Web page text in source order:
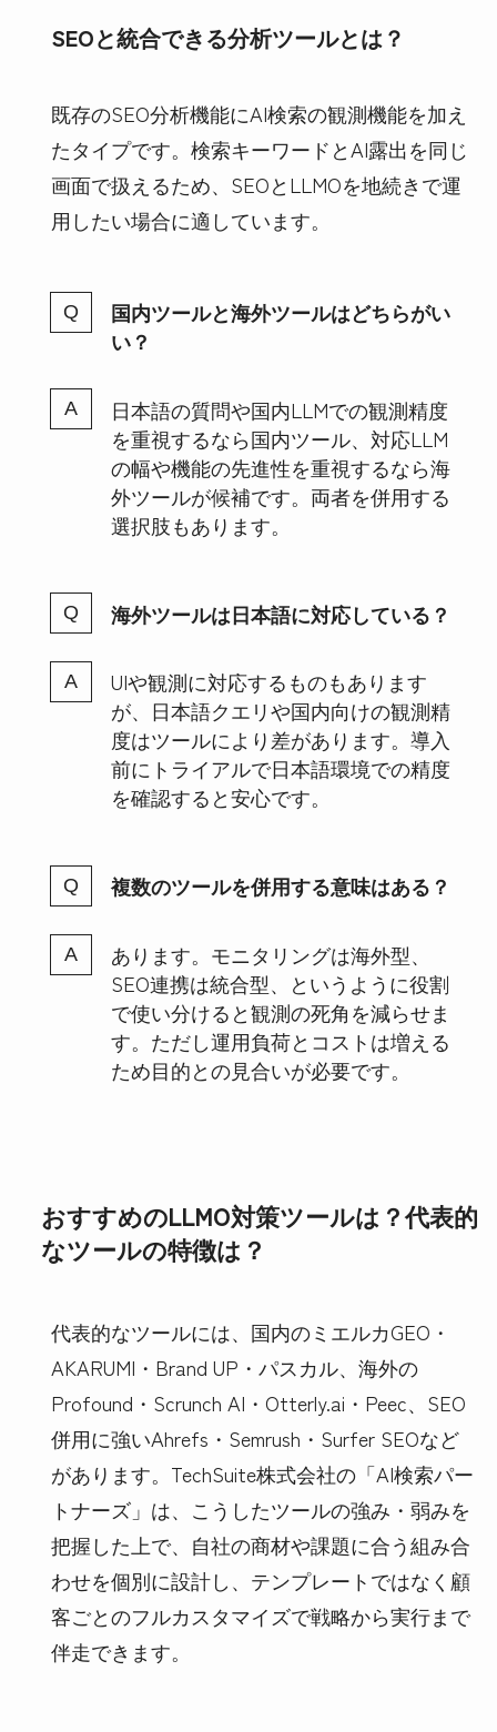
SEOと統合できる分析ツールとは？
既存のSEO分析機能にAI検索の観測機能を加え
たタイプです。検索キーワードとAI露出を同じ
画面で扱えるため、SEOとLLMOを地続きで運
用したい場合に適しています。
国内ツールと海外ツールはどちらがい
い？
日本語の質問や国内LLMでの観測精度
を重視するなら国内ツール、対応LLM
の幅や機能の先進性を重視するなら海
外ツールが候補です。両者を併用する
選択肢もあります。
海外ツールは日本語に対応している？
UIや観測に対応するものもあります
が、日本語クエリや国内向けの観測精
度はツールにより差があります。導入
前にトライアルで日本語環境での精度
を確認すると安心です。
複数のツールを併用する意味はある？
あります。モニタリングは海外型、
SEO連携は統合型、というように役割
で使い分けると観測の死角を減らせま
す。ただし運用負荷とコストは増える
ため目的との見合いが必要です。
おすすめのLLMO対策ツールは？代表的
なツールの特徴は？
代表的なツールには、国内のミエルカGEO・
AKARUMI・Brand UP・パスカル、海外の
Profound・Scrunch AI・Otterly.ai・Peec、SEO
併用に強いAhrefs・Semrush・Surfer SEOなど
があります。TechSuite株式会社の「AI検索パー
トナーズ」は、こうしたツールの強み・弱みを
把握した上で、自社の商材や課題に合う組み合
わせを個別に設計し、テンプレートではなく顧
客ごとのフルカスタマイズで戦略から実行まで
伴走できます。